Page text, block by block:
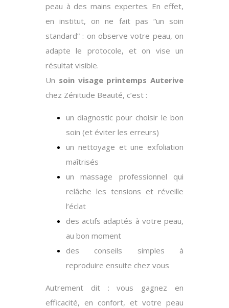
peau à des mains expertes. En effet,
en institut, on ne fait pas “un soin
standard” : on observe votre peau, on
adapte le protocole, et on vise un
résultat visible.
Un soin visage printemps Auterive
chez Zénitude Beauté, c’est :
un diagnostic pour choisir le bon
soin (et éviter les erreurs)
un nettoyage et une exfoliation
maîtrisés
un massage professionnel qui
relâche les tensions et réveille
l’éclat
des actifs adaptés à votre peau,
au bon moment
des conseils simples à
reproduire ensuite chez vous
Autrement dit : vous gagnez en
efficacité, en confort, et votre peau